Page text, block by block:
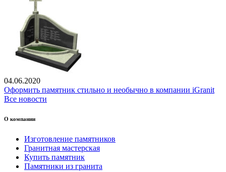
04.06.2020
Оформить памятник стильно и необычно в компании iGranit
Все новости
О компании
Изготовление памятников
Гранитная мастерская
Купить памятник
Памятники из гранита